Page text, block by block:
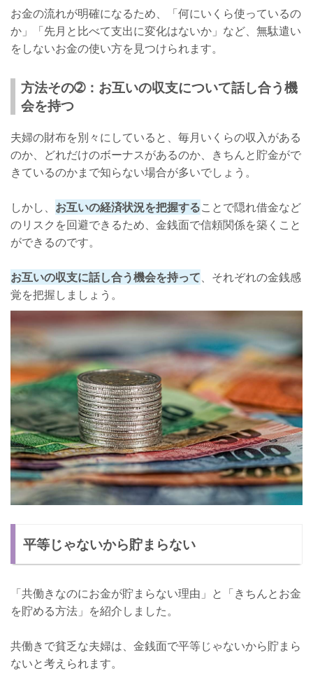
お金の流れが明確になるため、「何にいくら使っているの
か」「先月と比べて支出に変化はないか」など、無駄遣い
をしないお金の使い方を見つけられます。
方法その➁：お互いの収支について話し合う機
会を持つ
夫婦の財布を別々にしていると、毎月いくらの収入がある
のか、どれだけのボーナスがあるのか、きちんと貯金がで
きているのかまで知らない場合が多いでしょう。
しかし、 お互いの経済状況を把握することで隠れ借金など
のリスクを回避できるため、金銭面で信頼関係を築くこと
ができるのです。
お互いの収支に話し合う機会を持って、それぞれの金銭感
覚を把握しましょう。
平等じゃないから貯まらない
「共働きなのにお金が貯まらない理由」と「きちんとお金
を貯める方法」を紹介しました。
共働きで貧乏な夫婦は、金銭面で平等じゃないから貯まら
ないと考えられます。